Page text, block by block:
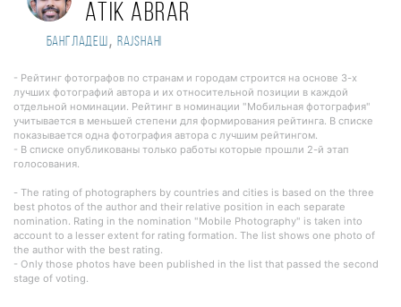
Atik Abrar
Бангладеш , Rajshahi
- Рейтинг фотографов по странам и городам строится на основе 3-х
лучших фотографий автора и их относительной позиции в каждой
отдельной номинации. Рейтинг в номинации "Мобильная фотография"
учитывается в меньшей степени для формирования рейтинга. В списке
показывается одна фотография автора с лучшим рейтингом.
- В списке опубликованы только работы которые прошли 2-й этап
голосования.
- The rating of photographers by countries and cities is based on the three
best photos of the author and their relative position in each separate
nomination. Rating in the nomination "Mobile Photography" is taken into
account to a lesser extent for rating formation. The list shows one photo of
the author with the best rating.
- Only those photos have been published in the list that passed the second
stage of voting.